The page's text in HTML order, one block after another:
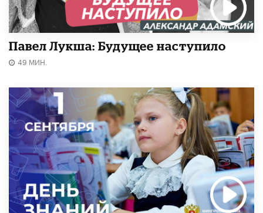
Павел Лукша: Будущее наступило
49 МИН.